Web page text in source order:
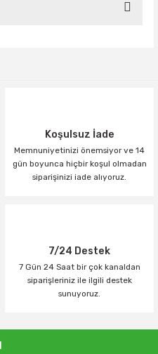
Koşulsuz İade
Memnuniyetinizi önemsiyor ve 14
gün boyunca hiçbir koşul olmadan
siparişinizi iade alıyoruz.
7/24 Destek
7 Gün 24 Saat bir çok kanaldan
siparişleriniz ile ilgili destek
sunuyoruz.